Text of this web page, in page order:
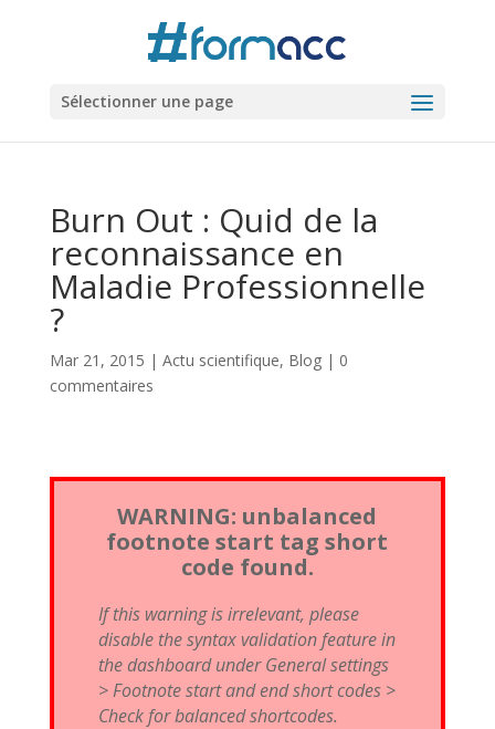
Sélectionner une page
Burn Out : Quid de la
reconnaissance en
Maladie Professionnelle
?
Mar 21, 2015 | Actu scientifique, Blog| 0
commentaires
WARNING: unbalanced
footnote start tag short
code found.
If this warning is irrelevant, please
disable the syntax validation feature in
the dashboard under General settings
> Footnote start and end short codes >
Check for balanced shortcodes.